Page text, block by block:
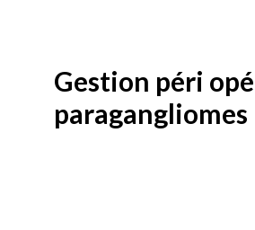
Gestion péri
paragangliomes